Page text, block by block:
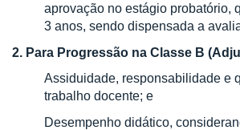
aprovação no estágio probatório,
3 anos, sendo dispensada a
2. Para Progressão na Classe B
Assiduidade, responsabilidade e
trabalho docente; e
Desempenho didático,